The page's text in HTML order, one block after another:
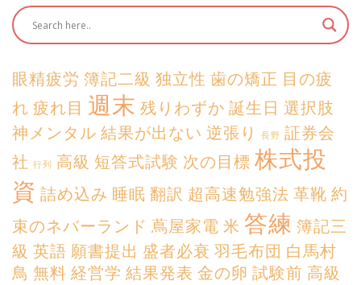
眼精疲労 簿記二級 独立性 歯の矯正 目の疲
れ 疲れ目 週末 残りわずか 誕生日 選択肢
神メンタル 結果が出ない 逆張り 長野 証券会
社 行列 高級 短答式試験 次の目標 株式投
資 詰め込み 睡眠 翻訳 超高速勉強法 革靴 約
束のネバーランド 蔦屋家電 米 答練 簿記三
級 英語 願書提出 盛者必衰 羽毛布団 白馬村
鳥 無料 経営学 結果発表 金の卵 試験前 高級